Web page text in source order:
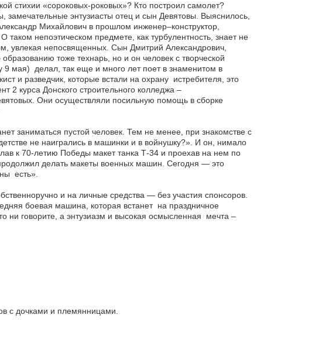
стихии «сороковых-роковых»? Кто построил самолет?
энтузиасты отец и сын Девятовы. Выяснилось,
Михайлович в прошлом инженер–конструктор,
непоэтическом предмете, как турбулентность, знает не
увлекая непосвященных. Сын Дмитрий Александрович,
тоже технарь, но и он человек с творческой
мая) делал, так еще и много лет поет в знаменитом в
и разведчик, которые встали на охрану истребителя, это
2 курса Донского строительного колледжа –
Они осуществляли посильную помощь в сборке
заниматься пустой человек. Тем не менее, при знакомстве с
не наигрались в машинки и в войнушку?». И он, нимало
к 70-летию Победы макет танка Т-34 и проехав на нем по
делать макеты военных машин. Сегодня — это
есть».
и на личные средства — без участия спонсоров.
боевая машина, которая встанет на праздничное
говорите, а энтузиазм и высокая осмысленная мечта –
с дочками и племянницами.